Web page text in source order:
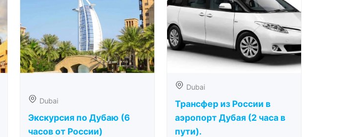
Dubai
Экскурсия по Дубаю (6
часов от России)
Dubai
Трансфер из России в
аэропорт Дубая (2 часа в
пути).